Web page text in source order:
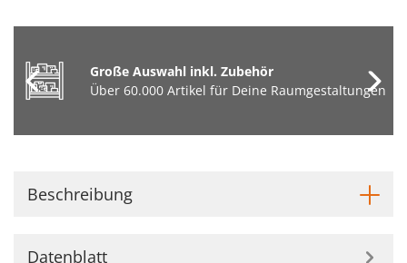
Große Auswahl inkl. Zubehör
Über 60.000 Artikel für Deine Raumgestaltungen
Beschreibung
Datenblatt